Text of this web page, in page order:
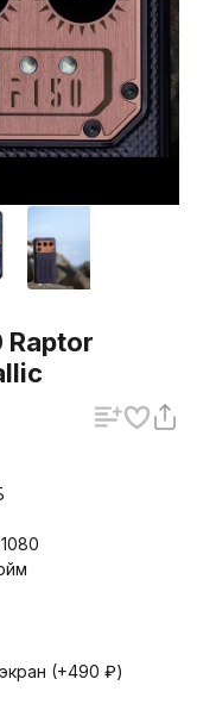
Raptor
(+490 ₽)